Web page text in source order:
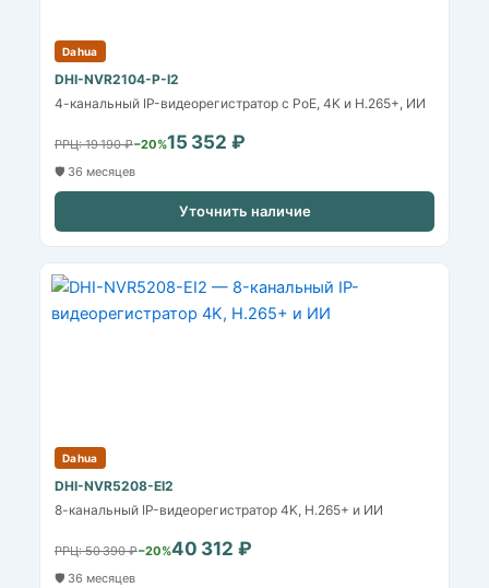
Dahua
DHI-NVR2104-P-I2
4-канальный IP-видеорегистратор с PoE, 4K и H.265+, ИИ
РРЦ: 19 190 ₽−20%15 352 ₽
🛡️ 36 месяцев
Уточнить наличие
Dahua
DHI-NVR5208-EI2
8-канальный IP-видеорегистратор 4K, H.265+ и ИИ
РРЦ: 50 390 ₽−20%40 312 ₽
🛡️ 36 месяцев